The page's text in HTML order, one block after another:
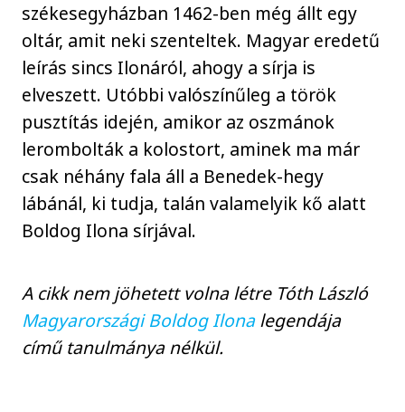
székesegyházban 1462-ben még állt egy
oltár, amit neki szenteltek. Magyar eredetű
leírás sincs Ilonáról, ahogy a sírja is
elveszett. Utóbbi valószínűleg a török
pusztítás idején, amikor az oszmánok
lerombolták a kolostort, aminek ma már
csak néhány fala áll a Benedek-hegy
lábánál, ki tudja, talán valamelyik kő alatt
Boldog Ilona sírjával.
A cikk nem jöhetett volna létre Tóth László
Magyarországi Boldog Ilonalegendája
című tanulmánya nélkül.